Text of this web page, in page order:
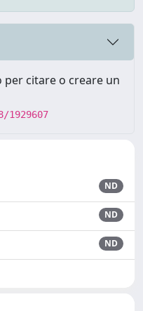
citare o creare un
ND
ND
ND